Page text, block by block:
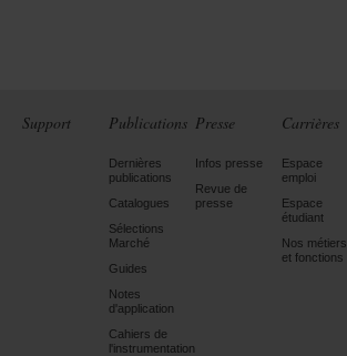
Support Publications
Dernières
publications
Catalogues
Sélections
Marché
Guides
Notes
d'application
Cahiers de
l'instrumentation
Presse
Infos presse
Revue de
presse
Carrières
Espace
emploi
Espace
étudiant
Nos métiers
et fonctions